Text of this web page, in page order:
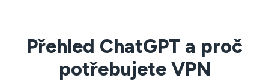
Přehled ChatGPT a proč
potřebujete VPN